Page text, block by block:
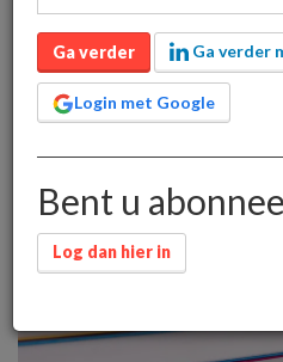
Uitgeven in
de hype
Ga verder Ga verder
Login met Google
Bent u
Log dan hier in